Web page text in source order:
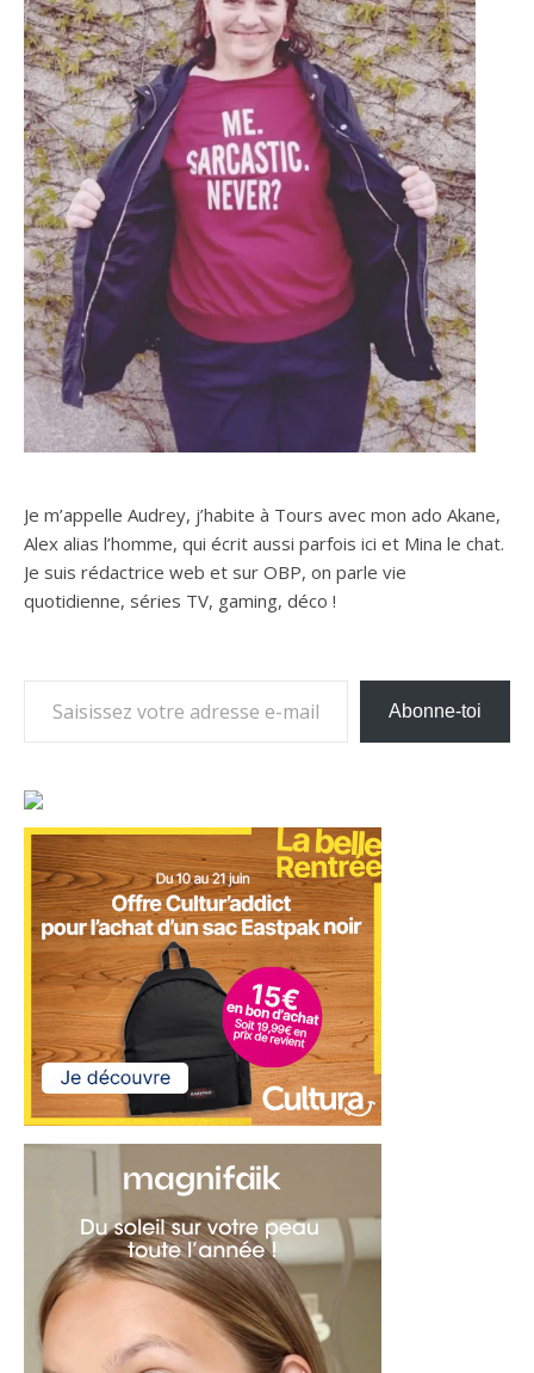
Je m’appelle Audrey, j’habite à Tours avec mon ado Akane,
Alex alias l’homme, qui écrit aussi parfois ici et Mina le chat.
Je suis rédactrice web et sur OBP, on parle vie
quotidienne, séries TV, gaming, déco !
Abonne-toi